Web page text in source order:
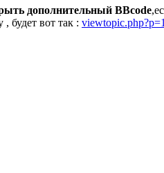
дополнительный BBcode
будет вот так :